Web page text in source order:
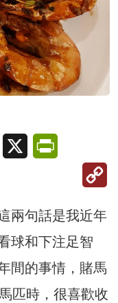
Line X
兩句話是我近年
球和下注足智
間的事情，賭馬
匹時，很喜歡收